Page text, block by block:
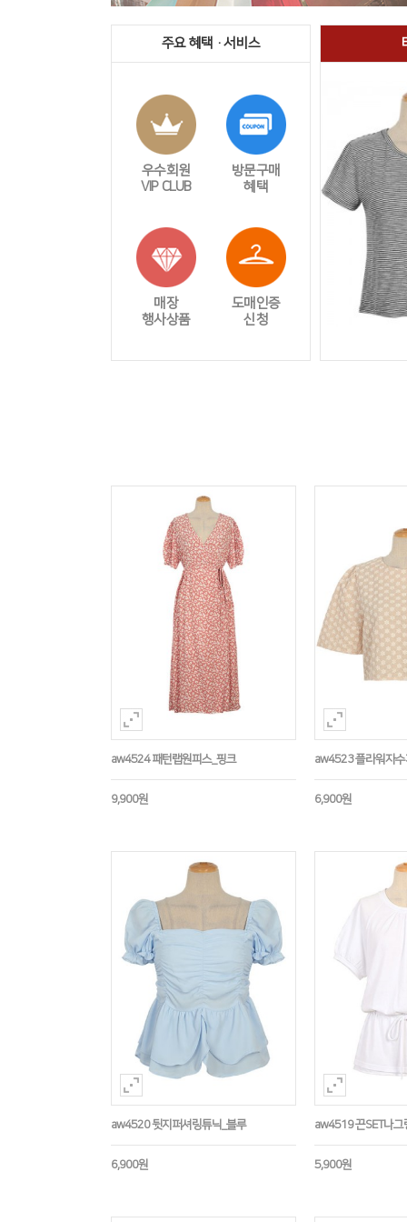
주요 혜택 · 서비스
우수회원
VIP CLUB
방문구매
혜택
매장
행사상품
도매인증
신청
aw4524 패턴랩원피스_핑크
9,900원
aw4523 플라워자
6,900원
aw4520 뒷지퍼셔링튜닉_블루
6,900원
aw4519 끈SET나그
5,900원